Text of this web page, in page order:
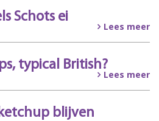
Schots ei
Lees meer
typical British?
Lees meer
blijven